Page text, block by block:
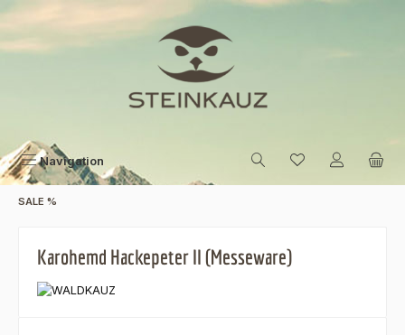
Zum Hauptinhalt springen
Navigation
SALE %
Karohemd Hackepeter II (Messeware)